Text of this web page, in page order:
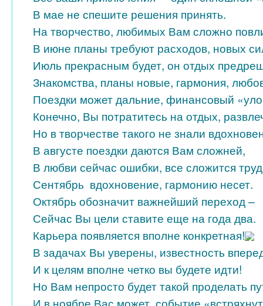
В мае не спешите решения принять.
На творчество, любимых Вам сложно
В июне планы требуют расходов, новых
Июль прекрасным будет, он отдых
Знакомства, планы новые, гармония,
Поездки может дальние, финансовый
Конечно, Вы потратитесь на отдых,
Но в творчестве такого не знали
В августе поездки даются Вам сложней,
В любви сейчас ошибки, все сложится
Сентябрь вдохновение, гармонию несет.
Октябрь обозначит важнейший переход –
Сейчас Вы цели ставите еще на года два.
Карьера появляется вполне конкретная!
В задачах Вы уверены, известность
И к целям вполне четко вы будете идти!
Но Вам непросто будет такой проделать